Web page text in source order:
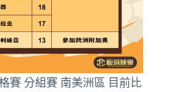
賽 分組賽 南美洲區 目前比